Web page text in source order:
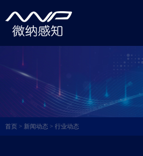
首页 > 新闻动态 > 行业动态